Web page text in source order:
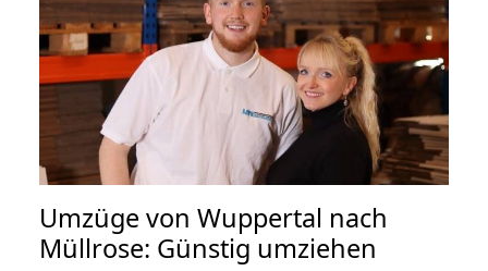
Umzüge von Wuppertal nach
Müllrose: Günstig umziehen